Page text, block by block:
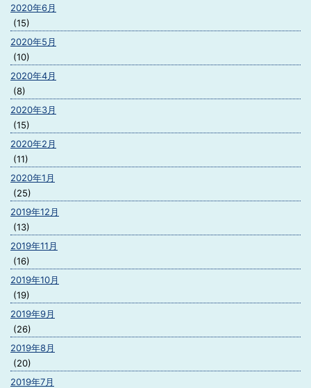
2020年6月
(15)
2020年5月
(10)
2020年4月
(8)
2020年3月
(15)
2020年2月
(11)
2020年1月
(25)
2019年12月
(13)
2019年11月
(16)
2019年10月
(19)
2019年9月
(26)
2019年8月
(20)
2019年7月